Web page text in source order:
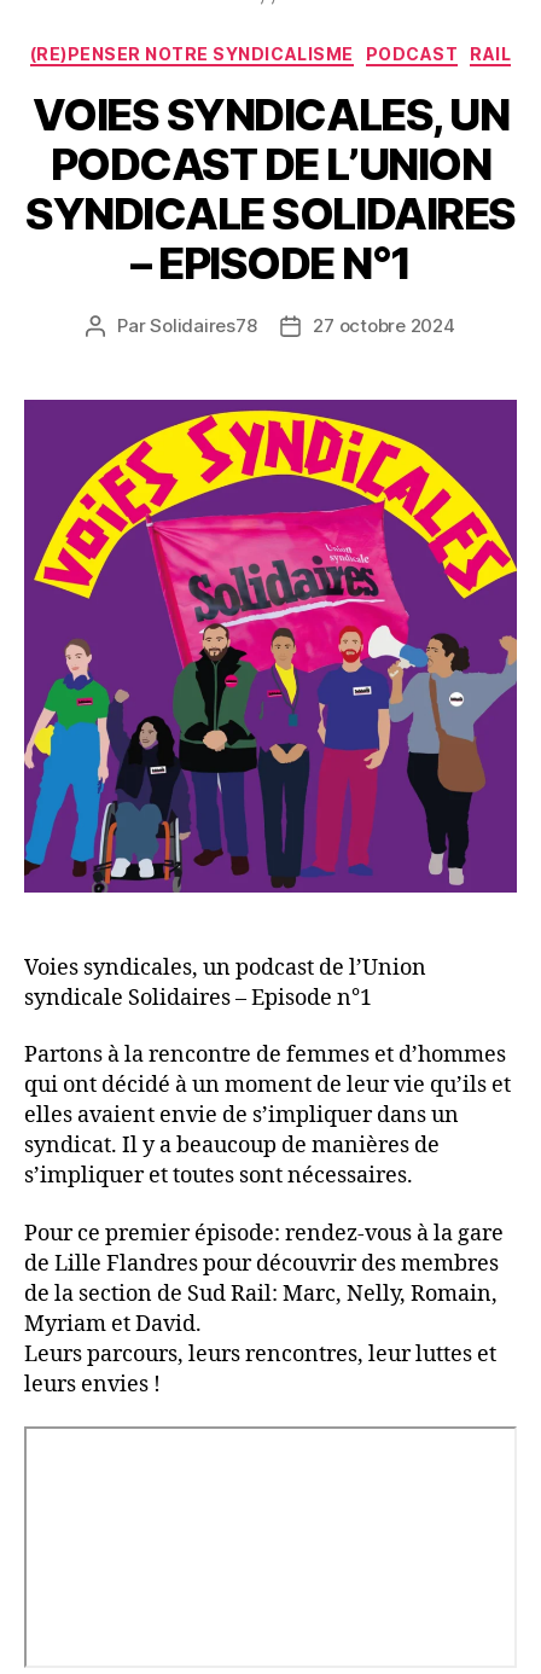
Catégories
(RE)PENSER NOTRE SYNDICALISME PODCAST RAIL
VOIES SYNDICALES, UN
PODCAST DE L’UNION
SYNDICALE SOLIDAIRES
– EPISODE N°1
Auteur
ParSolidaires78
Date27 octobre 2024
Voies syndicales, un podcast de l’Union
syndicale Solidaires – Episode n°1
Partons à la rencontre de femmes et d’hommes
qui ont décidé à un moment de leur vie qu’ils et
elles avaient envie de s’impliquer dans un
syndicat. Il y a beaucoup de manières de
s’impliquer et toutes sont nécessaires.
Pour ce premier épisode: rendez-vous à la gare
de Lille Flandres pour découvrir des membres
de la section de Sud Rail: Marc, Nelly, Romain,
Myriam et David.
Leurs parcours, leurs rencontres, leur luttes et
leurs envies !